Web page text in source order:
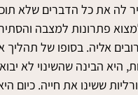
לה את כל הדברים שלא
פתרונות למצבה
אליה. בסופו של תהליך
היא הבינה שהשינוי לא
ששינו את חייה. כיום